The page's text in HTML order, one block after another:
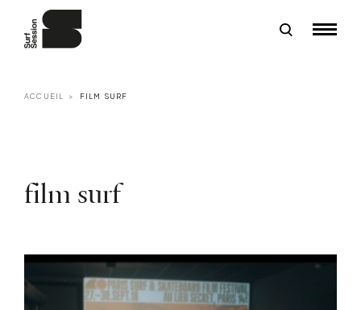
ACCUEIL FILM SURF
film surf